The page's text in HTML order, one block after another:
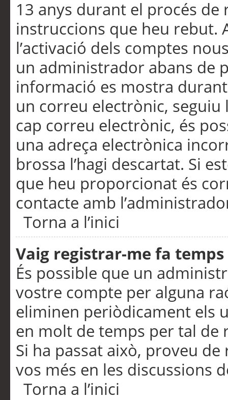
13 anys durant el procés de
instruccions que heu rebut.
l’activació dels comptes
un administrador abans de
informació es mostra
un correu electrònic,
cap correu electrònic, és
una adreça electrònica
brossa l’hagi descartat. Si
que heu proporcionat és
contacte amb
Torna a l’inici
Vaig registrar-me fa
És possible que un
vostre compte per alguna
eliminen periòdicament els
en molt de temps per tal de
Si ha passat això, proveu
vos més en les discussions
Torna a l’inici